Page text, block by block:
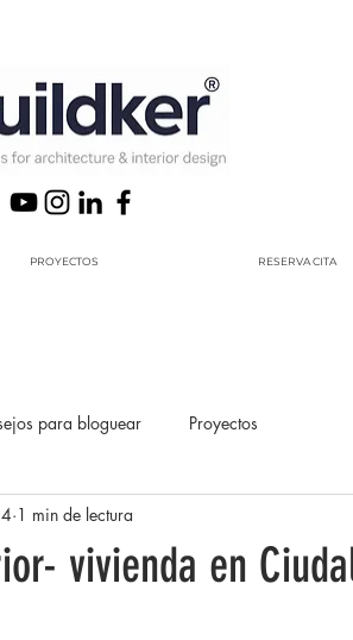
PROYECTOS RESERVA CITA
para bloguear Proyectos
vivienda en
1 min de lectura